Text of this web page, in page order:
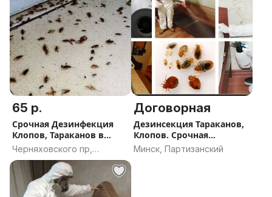
65 р.
Срочная Дезинфекция
Клопов, Тараканов в
Гомеле. Дезинсекция
Кожееда.
Черняховского пр,
Витебск, Витебская
область
Договорная
Дезинсекция Тараканов,
Клопов. Срочная
обработка
Минск, Партизанский